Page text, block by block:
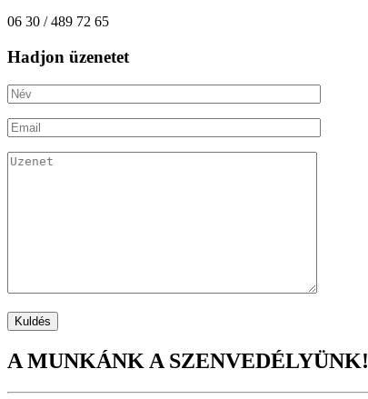
06 30 / 489 72 65
Hadjon üzenetet
A MUNKÁNK A SZENVEDÉLYÜNK!